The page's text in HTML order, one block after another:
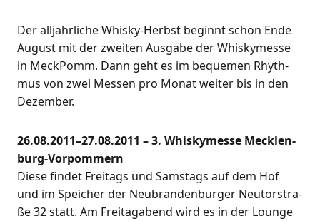
Der all­jähr­li­che Whis­ky-Herbst beginnt schon Ende
August mit der zwei­ten Aus­ga­be der Whis­ky­mes­se
in Meck­Pomm. Dann geht es im beque­men Rhyth­
mus von zwei Mes­sen pro Monat wei­ter bis in den
Dezember.
26.08.2011–27.08.2011 – 3. Whis­ky­mes­se Meck­len­
burg-Vor­pom­mern
Die­se fin­det Frei­tags und Sams­tags auf dem Hof
und im Spei­cher der Neu­bran­den­bur­ger Neu­tor­stra­
ße 32 statt. Am Frei­tag­abend wird es in der Lounge